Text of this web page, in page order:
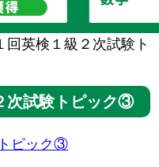
回英検１級２次試験ト
次試験トピック③
ピック③